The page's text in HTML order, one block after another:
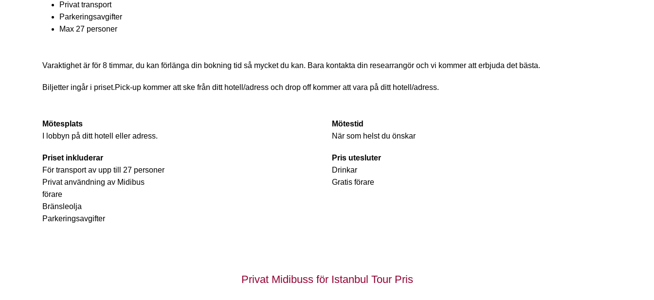
Privat transport
Parkeringsavgifter
Max 27 personer
Varaktighet är för 8 timmar, du kan förlänga din bokning tid så mycket du kan. Bara kontakta din researrangör och vi kommer att erbjuda det bästa.
Biljetter ingår i priset.Pick-up kommer att ske från ditt hotell/adress och drop off kommer att vara på ditt hotell/adress.
Mötesplats
I lobbyn på ditt hotell eller adress.
Priset inkluderar
För transport av upp till 27 personer
Privat användning av Midibus
förare
Bränsleolja
Parkeringsavgifter
Mötestid
När som helst du önskar
Pris utesluter
Drinkar
Gratis förare
Privat Midibuss för Istanbul Tour Pris